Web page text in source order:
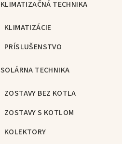
KLIMATIZAČNÁ TECHNIKA
KLIMATIZÁCIE
PRÍSLUŠENSTVO
SOLÁRNA TECHNIKA
ZOSTAVY BEZ KOTLA
ZOSTAVY S KOTLOM
KOLEKTORY